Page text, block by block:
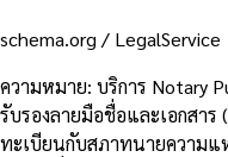
schema.org / LegalService
ความหมาย: บริการ Notary
รับรองลายมือชื่อและเอกสา
ทะเบียนกับสภาทนายความแ